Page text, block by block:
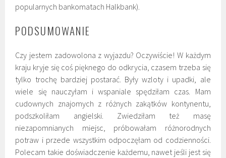
popularnych bankomatach Halkbank).
PODSUMOWANIE
Czy jestem zadowolona z wyjazdu? Oczywiście! W każdym
kraju kryje się coś pięknego do odkrycia, czasem trzeba się
tylko trochę bardziej postarać. Były wzloty i upadki, ale
wiele się nauczyłam i wspaniale spędziłam czas. Mam
cudownych znajomych z różnych zakątków kontynentu,
podszkoliłam angielski. Zwiedziłam też masę
niezapomnianych miejsc, próbowałam różnorodnych
potraw i przede wszystkim odpoczęłam od codzienności.
Polecam takie doświadczenie każdemu, nawet jeśli jest się